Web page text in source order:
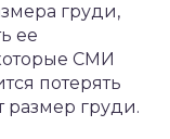
груди,
ее
СМИ
потерять
размер груди.